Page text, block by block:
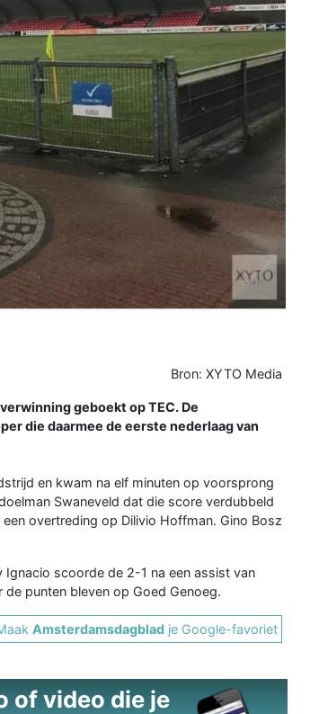
Bron: XYTO Media
geboekt op TEC. De
die daarmee de eerste nederlaag van
en kwam na elf minuten op voorsprong
Swaneveld dat die score verdubbeld
overtreding op Dilivio Hoffman. Gino Bosz
Ignacio scoorde de 2-1 na een assist van
punten bleven op Goed Genoeg.
Amsterdamsdagblad je Google-favoriet
of video die je